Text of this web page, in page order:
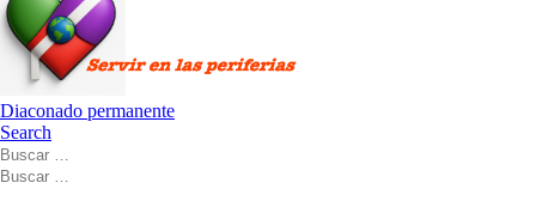
Diaconado permanente
Search
Buscar
Buscar